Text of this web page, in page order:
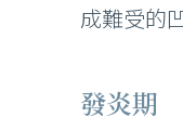
成難受的
發炎期